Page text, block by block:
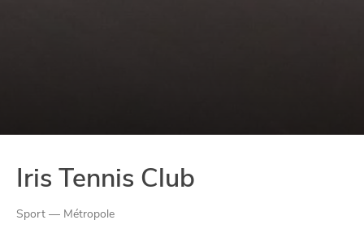
Iris Tennis Club
Sport — Métropole